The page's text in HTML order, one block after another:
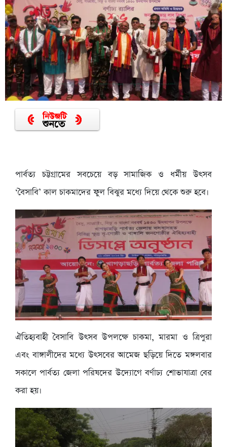
পার্বত্য চট্টগ্রামের সবচেয়ে বড় সামাজিক ও ধর্মীয় উৎসব
‘বৈসাবি’ কাল চাকমাদের ফুল বিঝুর মধ্যে দিয়ে থেকে শুরু হবে।
ঐতিহ্যবাহী বৈসাবি উৎসব উপলক্ষে চাকমা, মারমা ও ত্রিপুরা
এবং বাঙ্গালীদের মধ্যে উৎসবের আমেজ ছড়িয়ে দিতে মঙ্গলবার
সকালে পার্বত্য জেলা পরিষদের উদ্যোগে বর্ণাঢ্য শোভাযাত্রা বের
করা হয়।